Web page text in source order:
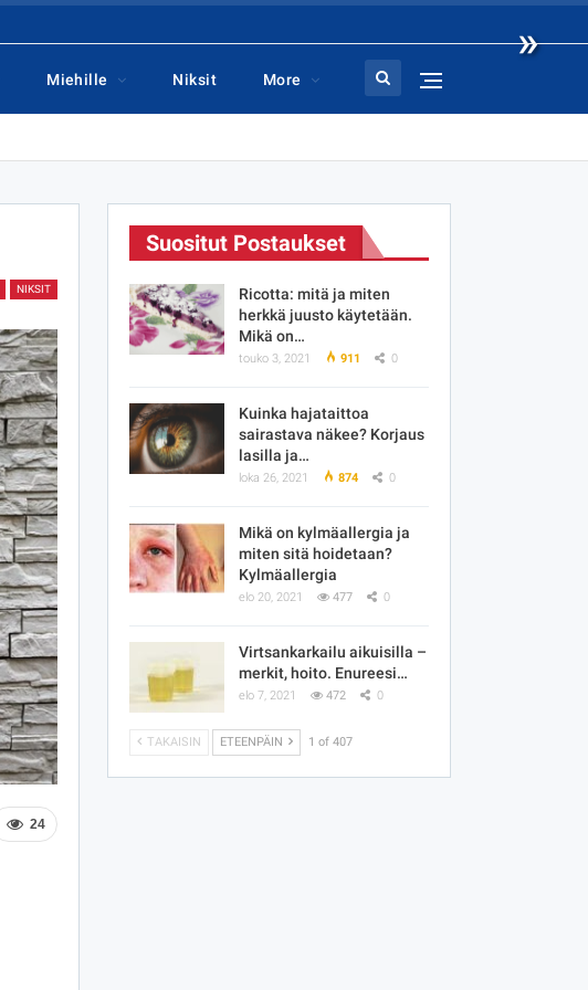
»
Miehille Niksit More
NIKSIT
24
Suositut Postaukset
Ricotta: mitä ja miten
herkkä juusto käytetään.
Mikä on…
touko 3, 2021 911 0
Kuinka hajataittoa
sairastava näkee? Korjaus
lasilla ja…
loka 26, 2021 874 0
Mikä on kylmäallergia ja
miten sitä hoidetaan?
Kylmäallergia
elo 20, 2021 477 0
Virtsankarkailu aikuisilla –
merkit, hoito. Enureesi…
elo 7, 2021 472 0
TAKAISIN ETEENPÄIN 1 of 407